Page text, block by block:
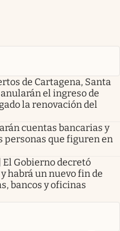
de Cartagena, Santa
el ingreso de
la renovación del
cuentas bancarias y
personas que figuren en
Gobierno decretó
habrá un nuevo fin de
bancos y oficinas